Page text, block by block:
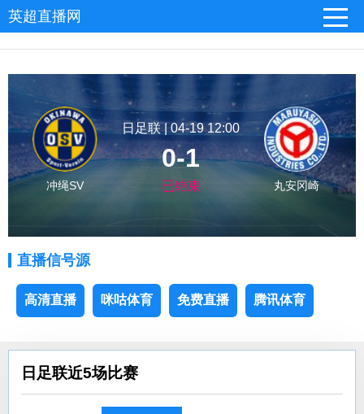
英超直播网
冲绳SV
日足联 | 04-19 12:00
0-1
已结束 丸安冈崎
直播信号源
高清直播 咪咕体育 免费直播 腾讯体育
日足联近5场比赛